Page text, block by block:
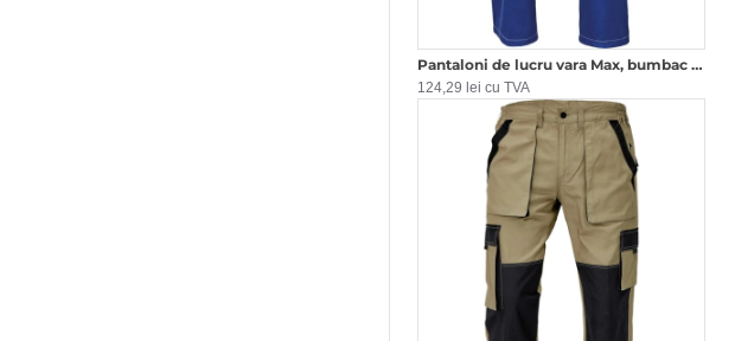
Pantaloni de lucru vara Max, bumbac 200g/mp, Albastru si negru
124,29 lei cu TVA